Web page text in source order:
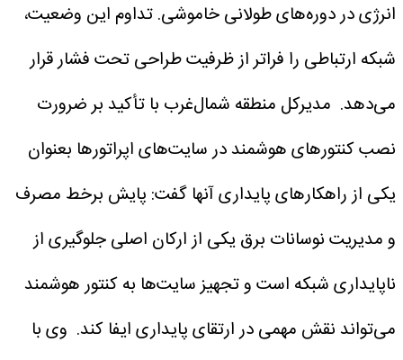
انرژی در دوره‌های طولانی خاموشی. تداوم این وضعیت،
شبکه ارتباطی را فراتر از ظرفیت طراحی تحت فشار قرار
می‌دهد. مدیرکل منطقه شمال‌غرب با تأکید بر ضرورت
نصب کنتورهای هوشمند در سایت‌های اپراتورها بعنوان
یکی از راهکارهای پایداری آنها گفت: پایش برخط مصرف
و مدیریت نوسانات برق یکی از ارکان اصلی جلوگیری از
ناپایداری شبکه است و تجهیز سایت‌ها به کنتور هوشمند
می‌تواند نقش مهمی در ارتقای پایداری ایفا کند. وی با